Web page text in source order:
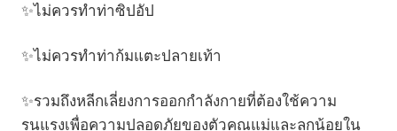
✨ไม่ควรทำท่าซิปอัป
✨ไม่ควรทำท่าก้มแตะปลายเท้า
✨รวมถึงหลีกเลี่ยงการออกกำลังกายที่ต้องใช้ความ
รุนแรงเพื่อความปลอดภัยของตัวคุณแม่และลูกน้อยใน